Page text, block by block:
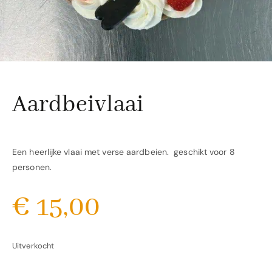
Aardbeivlaai
Een heerlijke vlaai met verse aardbeien. geschikt voor 8
personen.
€ 15,00
Uitverkocht